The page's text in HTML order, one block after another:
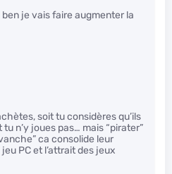
je vais faire augmenter la
soit tu considères qu’ils
n’y joues pas… mais “pirater”
ca consolide leur
PC et l’attrait des jeux